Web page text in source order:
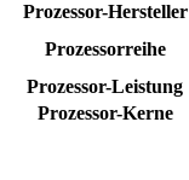
Prozessor-Hersteller
Prozessorreihe
Prozessor-Leistung
Prozessor-Kerne